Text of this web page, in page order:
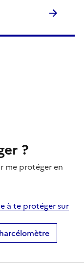
?
me protéger en
à te protéger sur